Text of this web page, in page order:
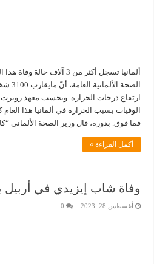
ألمانيا تسجل أكثر من 3
فما فوق. بدوره، قال وزير الصحة الألماني
أكمل القراءة »
وفاة شاب إيزيدي في أربيل
أغسطس 28, 2023 0